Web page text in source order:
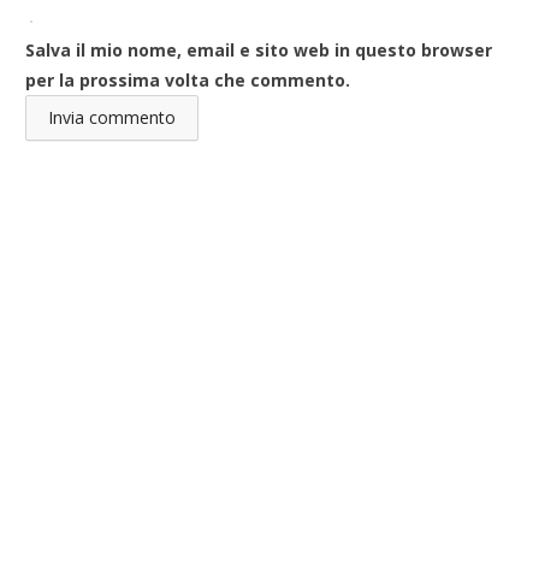
Salva il mio nome, email e sito web in questo browser
per la prossima volta che commento.